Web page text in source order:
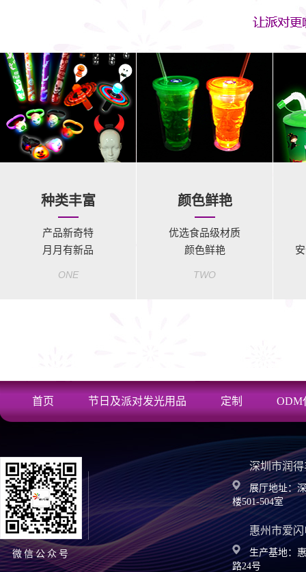
种类丰富
产品新奇特
月月有新品
ONE
颜色鲜艳
优选食品级材质
颜色鲜艳
TWO
首页 节日及派对发光用品 定制 ODM
微信公众号
深圳市润
展厅地址：
楼501-504室
惠州市爱
生产基地：
路24号